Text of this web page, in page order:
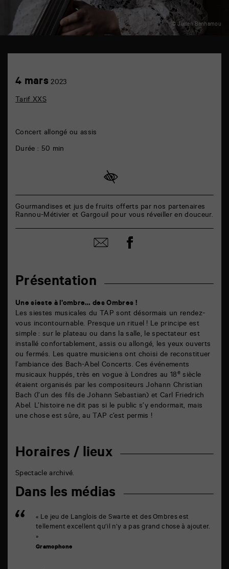
© Julien Benhamou
Présentation
Une sieste à l’ombre… des Ombres !
Les siestes musicales du TAP sont désormais un rendez-
vous incontournable. Presque un rituel ! Le principe est
simple : sur le plateau ou dans la salle, le spectateur est
installé confortablement, assis ou allongé, les yeux ouverts
ou fermés. Les quatre musiciens ont choisi de reconstituer
l’ambiance des Bach-Abel Concerts. Ces événements
musicaux huppés, très en vogue à Londres au 18e siècle
étaient organisés par les compositeurs Johann Christian
Bach (l’un des fils de Johann Sebastian) et Carl Friedrich
Abel. L’histoire ne dit pas si le public s’y endormait, mais
une chose est sûre, au TAP c’est permis !
Horaires / lieux
Spectacle archivé.
Dans les médias
« Le jeu de Langlois de Swarte et des Ombres est
tellement excellent qu’il n’y a pas grand chose à ajouter.
»
Gramophone
Achetez
en
4 mars 20234
Tarif XXS
Concert allongé ou assis
Durée : 50 min
Gourmandises et jus de fruits offerts par nos partenaires
Rannou-Métivier et Gargouil pour vous réveiller en douceur.
Partager
par
Partager
sur